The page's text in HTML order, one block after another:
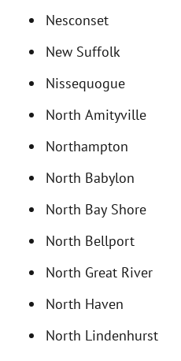
Nesconset
New Suffolk
Nissequogue
North Amityville
Northampton
North Babylon
North Bay Shore
North Bellport
North Great River
North Haven
North Lindenhurst